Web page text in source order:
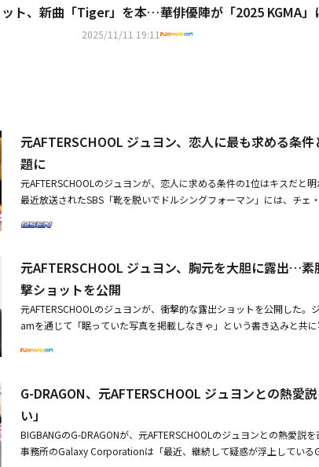
ト、新曲「Tiger」を本日
期待に応える2025/11/11 19:11
華俳優陣が「2025 KGMA
席
元AFTERSCHOOL ジュヨン、恋人に最も求める条
題に
元AFTERSCHOOLのジュヨンが、恋人に求める条件の1位はキスだと
最近放送されたSBS「靴を脱いでドルシングフォーマン」には、チェ
「数年前までは『結婚する時期じゃない』とおっしゃっていたのに、
たい」という率直な心境を明かし、「年齢が思ったより上だ」と付け
れのウサギ年であることも明かした。ジュヨンは男性を好きになる基
ができるだろうか」だと明かし、驚かせた。さらに、キスの問題で彼
えた。彼女は当時の状況を説明しながら「あまりにも合わなかった、
く話し、これを聞いたチェ・ジニョクは冗談めかしてジュヨンの口を
け流し、現場を笑いの渦に巻き込んだ。また、ジュヨンは自身の豊富
ショットを公開・G-DRAGON、元AFTERSCHOOL ジュヨンとの熱愛
元AFTERSCHOOL ジュヨン、胸元を大胆に露出…
撃ショットを公開
元AFTERSCHOOLのジュヨンが、衝撃的な露出ショットを公開した。
amを通じて「眠っていた写真を掲載しなきゃ」という書き込みと共
元を大胆に露出し、完璧なボディラインで目を引いた。投稿にファ
などのコメントを残した。ジュヨンは最近、BIGBANGのG-DRAGON
説は事実ではないことを明らかにする」と公式コメントを発表した。・
OL ジュヨンとの熱愛説を否定「事実ではない」・元AFTERSCHOOL
ア姿を公開！夏を感じさせるグラビア
G-DRAGON、元AFTERSCHOOL ジュヨンとの熱愛
い」
BIGBANGのG-DRAGONが、元AFTERSCHOOLのジュヨンとの熱愛説
事務所のGalaxy Corporationは「最近、継続して疑惑が浮上している